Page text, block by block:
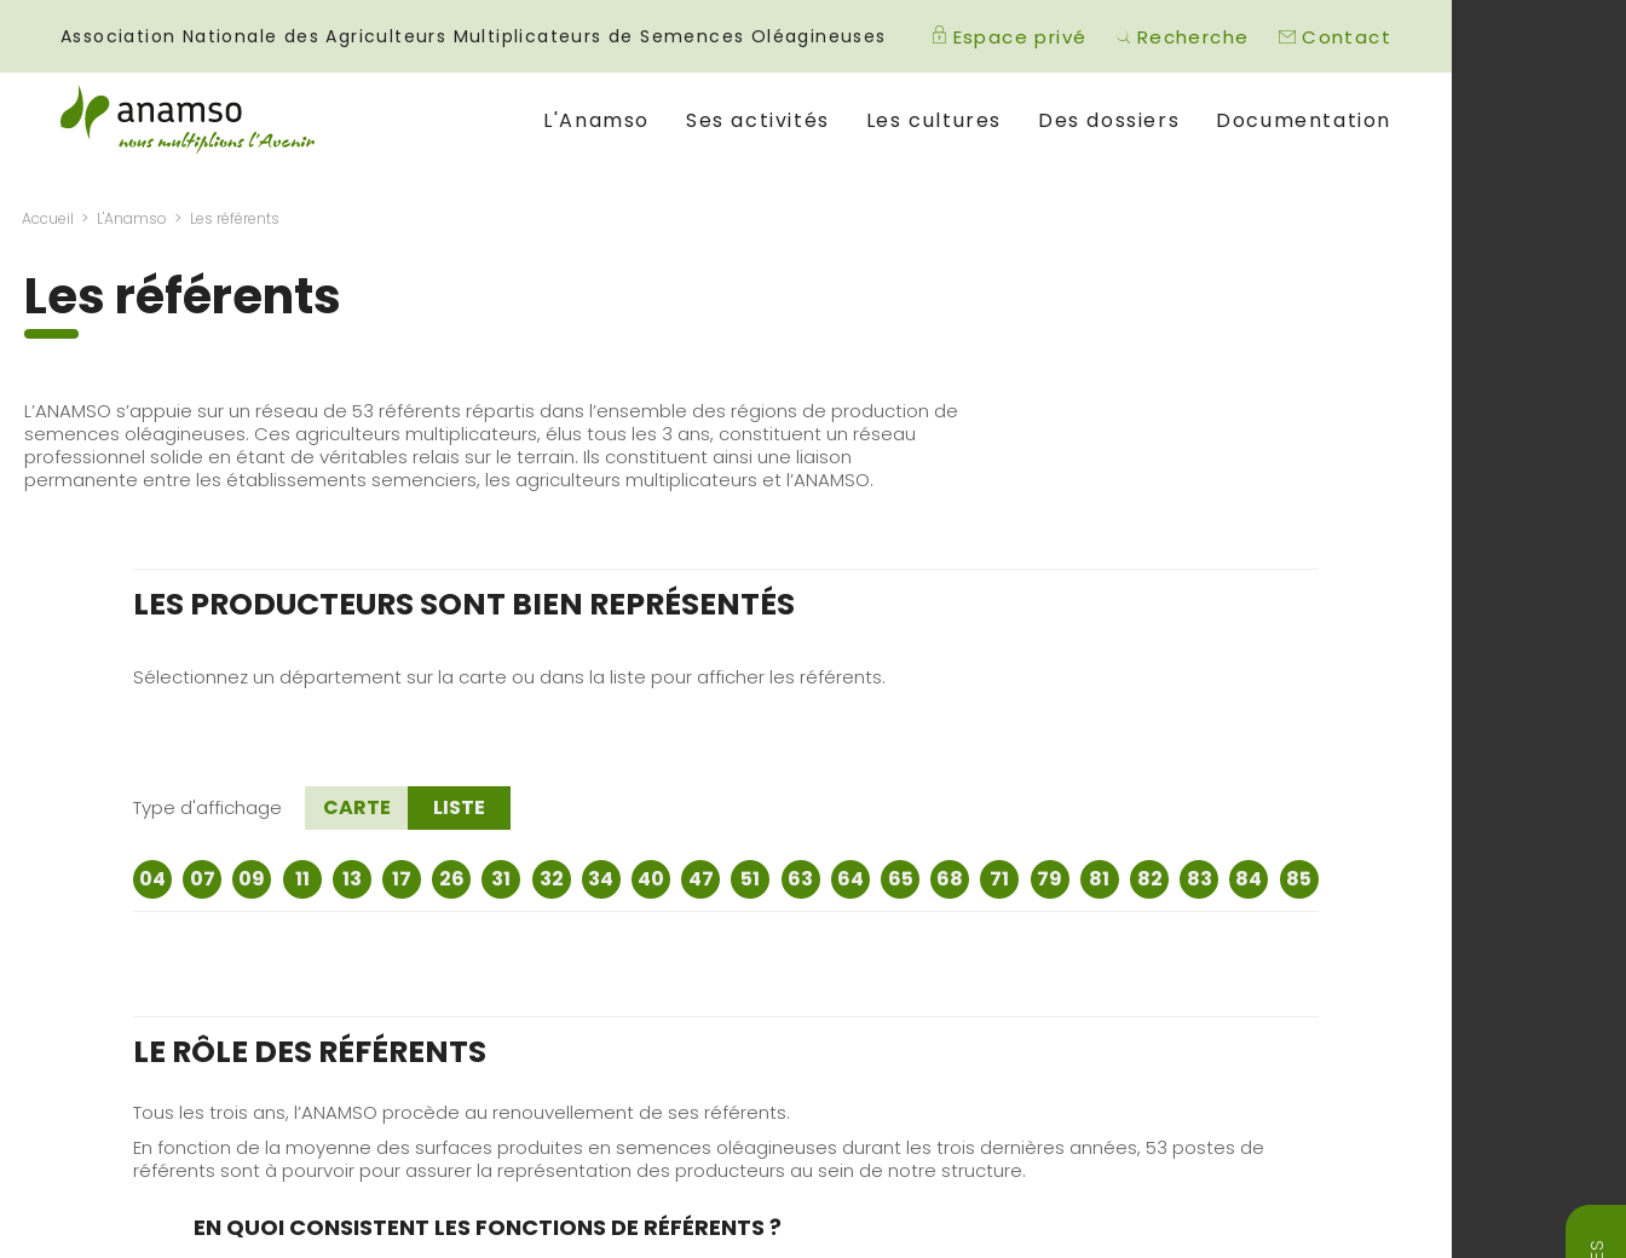
Association Nationale des Agriculteurs Multiplicateurs de Semences Oléagineuses Espace privé Recherche Contact
L'Anamso Ses activités Les cultures Des dossiers Documentation
Accueil L'Anamso Les référents
Les référents
L’ANAMSO s’appuie sur un réseau de 53 référents répartis dans l’ensemble des régions de production de
semences oléagineuses. Ces agriculteurs multiplicateurs, élus tous les 3 ans, constituent un réseau
professionnel solide en étant de véritables relais sur le terrain. Ils constituent ainsi une liaison
permanente entre les établissements semenciers, les agriculteurs multiplicateurs et l’ANAMSO.
LES PRODUCTEURS SONT BIEN REPRÉSENTÉS
Sélectionnez un département sur la carte ou dans la liste pour afficher les référents.
Type d'affichage CARTE LISTE
04 07 09 11 13 17 26 31 32 34 40 47 51 63 64 65 68 71 79 81 82 83 84 85
LE RÔLE DES RÉFÉRENTS
Tous les trois ans, l’ANAMSO procède au renouvellement de ses référents.
En fonction de la moyenne des surfaces produites en semences oléagineuses durant les trois dernières années, 53 postes de
référents sont à pourvoir pour assurer la représentation des producteurs au sein de notre structure.
EN QUOI CONSISTENT LES FONCTIONS DE RÉFÉRENTS ?